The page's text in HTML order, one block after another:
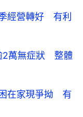
經營轉好 有利
2萬無症狀 整體
在家現爭拗 有